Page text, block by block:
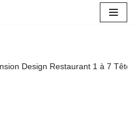
Design Restaurant 1 à 7 Têtes